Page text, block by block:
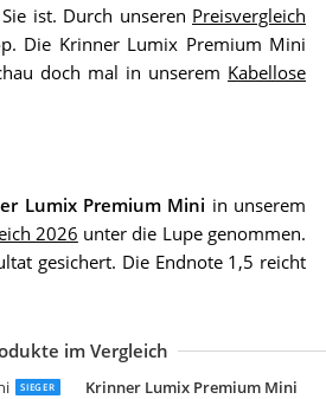
ist. Durch unseren Preisvergleich
Die Krinner Lumix Premium Mini
doch mal in unserem Kabellose
Lumix Premium Mini in unserem
2026 unter die Lupe genommen.
gesichert. Die Endnote 1,5 reicht
im Vergleich
SIEGER
Krinner Lumix Premium Mini
SunJas 30er Rot Weinachten
Lunartec Lichterkette kabellos:
10/20/ 30/40 er Weinachten LED
30 LED Weihnachtsbaumkerzen
SunJas 30er Weihnachten LED